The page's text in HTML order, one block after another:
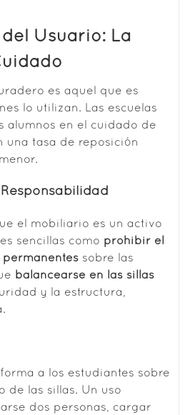
Usuario: La
es aquel que es
lo utilizan. Las escuelas
alumnos en el cuidado de
una tasa de reposición
el mobiliario es un activo
sencillas como prohibir el
permanentes sobre las
balancearse en las sillas
y la estructura,
a los estudiantes sobre
de las sillas. Un uso
dos personas, cargar